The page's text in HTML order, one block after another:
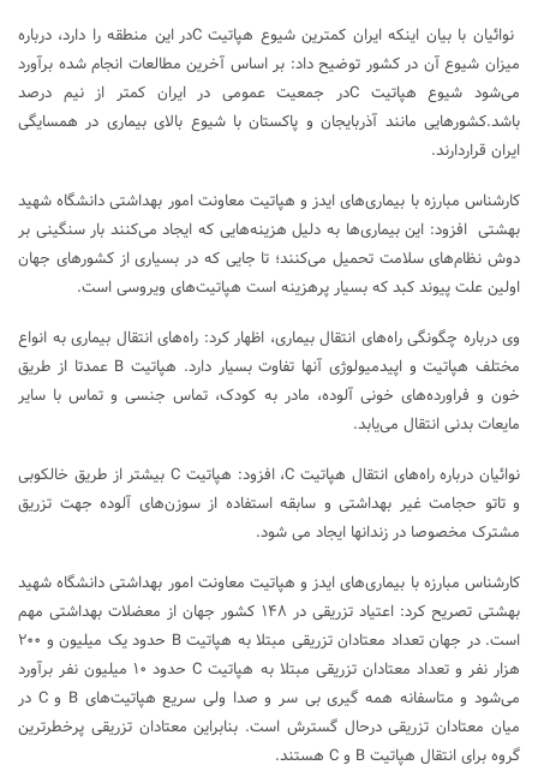
نوائیان با بیان اینکه ایران کمترین شیوع هپاتیت Cدر این منطقه را دارد، درباره
میزان شیوع آن در کشور توضیح داد: بر اساس آخرین مطالعات انجام شده برآورد
می‌شود شیوع هپاتیت Cدر جمعیت عمومی در ایران کمتر از نیم درصد
باشد.کشورهایی مانند آذربایجان و پاکستان با شیوع بالای بیماری در همسایگی
ایران قراردارند.
کارشناس مبارزه با بیماری‌های ایدز و هپاتیت معاونت امور بهداشتی دانشگاه شهید
بهشتی افزود: این بیماری‌ها به دلیل هزینه‌هایی که ایجاد می‌کنند بار سنگینی بر
دوش نظام‌های سلامت تحمیل می‌کنند؛ تا جایی که در بسیاری از کشورهای جهان
اولین علت پیوند کبد که بسیار پرهزینه است هپاتیت‌های ویروسی است.
وی درباره چگونگی راه‌های انتقال بیماری، اظهار کرد: راه‌های انتقال بیماری به انواع
مختلف هپاتیت و اپیدمیولوژی آنها تفاوت بسیار دارد. هپاتیت B عمدتا از طریق
خون و فراورده‌های خونی آلوده، مادر به کودک، تماس جنسی و تماس با سایر
مایعات بدنی انتقال می‌یابد.
نوائیان درباره راه‌های انتقال هپاتیت C، افزود: هپاتیت C بیشتر از طریق خالکوبی
و تاتو حجامت غیر بهداشتی و سابقه استفاده از سوزن‌های آلوده جهت تزریق
مشترک مخصوصا در زندانها ایجاد می شود.
کارشناس مبارزه با بیماری‌های ایدز و هپاتیت معاونت امور بهداشتی دانشگاه شهید
بهشتی تصریح کرد: اعتیاد تزریقی در ۱۴۸ کشور جهان از معضلات بهداشتی مهم
است. در جهان تعداد معتادان تزریقی مبتلا به هپاتیت B حدود یک میلیون و ۲۰۰
هزار نفر و تعداد معتادان تزریقی مبتلا به هپاتیت C حدود ۱۰ میلیون نفر برآورد
می‌شود و متاسفانه همه گیری بی سر و صدا ولی سریع هپاتیت‌های B و C در
میان معتادان تزریقی درحال گسترش است. بنابراین معتادان تزریقی پرخطرترین
گروه‌ برای انتقال هپاتیت B و C هستند.